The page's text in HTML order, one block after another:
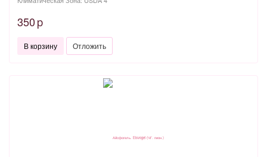
350 p
В корзину Отложить